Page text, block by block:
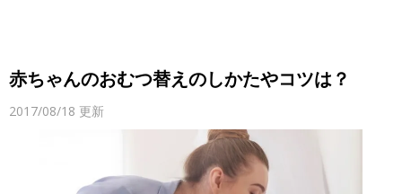
赤ちゃんのおむつ替えのしかたやコツは？
2017/08/18 更新